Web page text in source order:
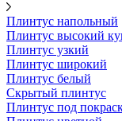
Плинтус напольный
Плинтус высокий
Плинтус узкий
Плинтус широкий
Плинтус белый
Скрытый плинтус
Плинтус под